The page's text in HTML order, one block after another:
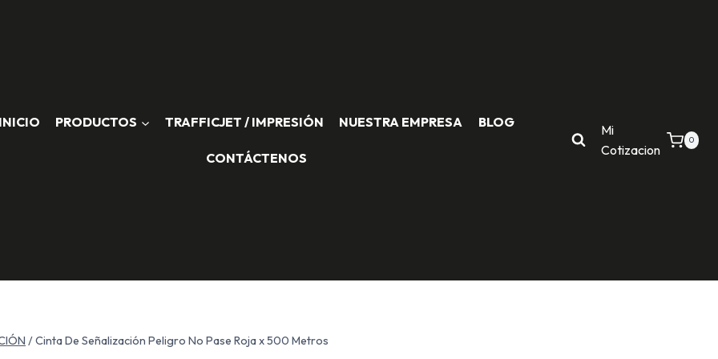
INICIO PRODUCTOS TRAFFICJET / IMPRESIÓN NUESTRA EMPRESA BLOG
CONTÁCTENOS
Mi
Cotizacion
0
/Cinta De Señalización Peligro No Pase Roja x 500 Metros